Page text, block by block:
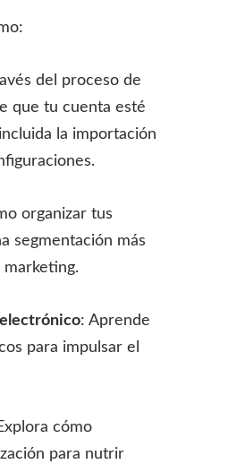
del proceso de
que tu cuenta esté
la importación
organizar tus
segmentación más
marketing.
: Aprende
para impulsar el
cómo
para nutrir